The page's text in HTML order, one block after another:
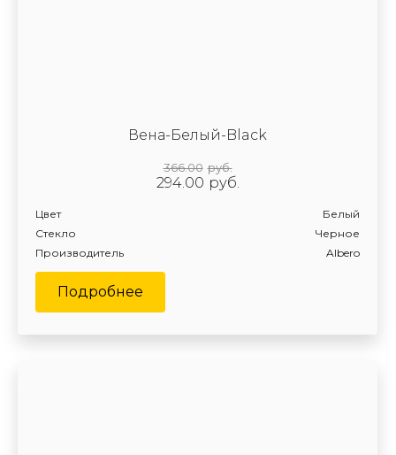
Вена-Белый-Black
руб.
366.00
руб.
294.00
Цвет Белый
Производитель Albero
Стекло Черное
Подробнее